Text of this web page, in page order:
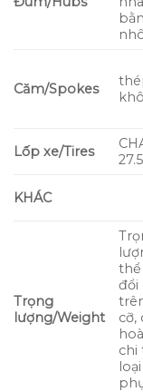
Căm/Spokes
Lốp xe/Tires
KHÁC
Trọng
lượng/Weight
đổi
cỡ,
chi